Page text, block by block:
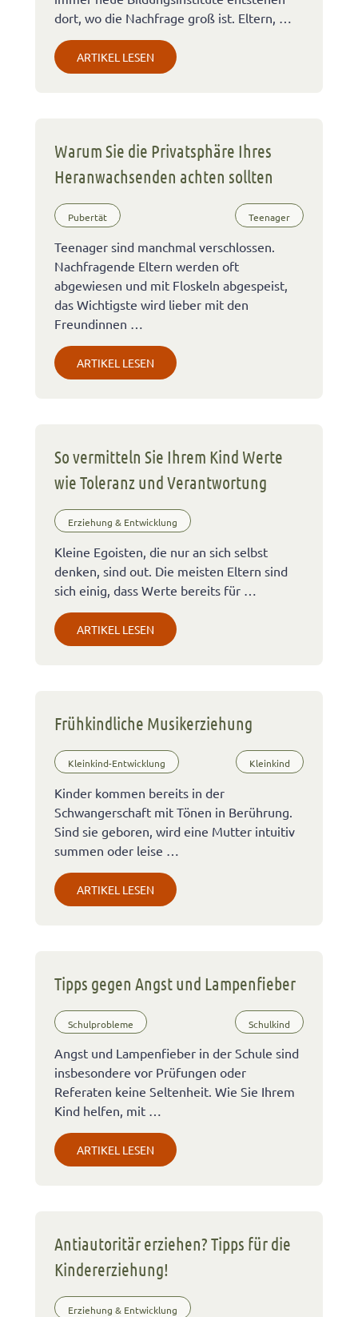
dort, wo die Nachfrage groß ist. Eltern, …
ARTIKEL LESEN
Warum Sie die Privatsphäre Ihres
Heranwachsenden achten sollten
Pubertät Teenager
Teenager sind manchmal verschlossen.
Nachfragende Eltern werden oft
abgewiesen und mit Floskeln abgespeist,
das Wichtigste wird lieber mit den
Freundinnen …
ARTIKEL LESEN
So vermitteln Sie Ihrem Kind Werte
wie Toleranz und Verantwortung
Erziehung & Entwicklung
Kleine Egoisten, die nur an sich selbst
denken, sind out. Die meisten Eltern sind
sich einig, dass Werte bereits für …
ARTIKEL LESEN
Frühkindliche Musikerziehung
Kleinkind-Entwicklung Kleinkind
Kinder kommen bereits in der
Schwangerschaft mit Tönen in Berührung.
Sind sie geboren, wird eine Mutter intuitiv
summen oder leise …
ARTIKEL LESEN
Tipps gegen Angst und Lampenfieber
Schulprobleme Schulkind
Angst und Lampenfieber in der Schule sind
insbesondere vor Prüfungen oder
Referaten keine Seltenheit. Wie Sie Ihrem
Kind helfen, mit …
ARTIKEL LESEN
Antiautoritär erziehen? Tipps für die
Kindererziehung!
Erziehung & Entwicklung